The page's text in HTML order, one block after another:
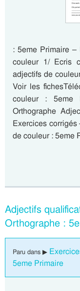
: 5eme Primaire
couleur 1/ Ecris
adjectifs de
Voir les
couleur : 5eme
Orthographe
Exercices
de couleur : 5eme
Adjectifs
Orthographe :
Paru dans ▶
5eme Primaire